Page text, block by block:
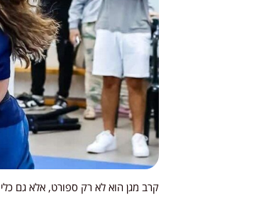
קרב מגן הוא לא רק ספורט, אלא גם